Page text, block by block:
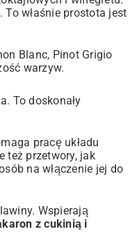
właśnie prostota jest
Blanc, Pinot Grigio
warzyw.
To doskonały
pracę układu
też przetwory, jak
na włączenie jej do
Wspierają
z cukinią i